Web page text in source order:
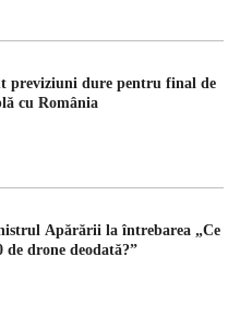
previziuni dure pentru final de
cu România
Apărării la întrebarea „Ce
de drone deodată?”